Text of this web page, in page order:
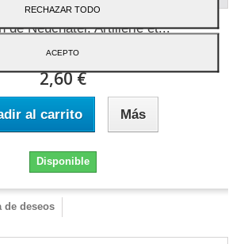
de Neuchâtel, Artillerie et...
2,60 €
al carrito Más
Disponible
de deseos
RECHAZAR TODO
ACEPTO